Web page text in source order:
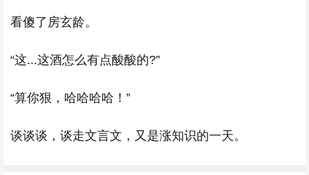
看傻了房玄龄。
“这...这酒怎么有点酸酸的?”
“算你狠，哈哈哈哈！”
谈谈谈，谈走文言文，又是涨知识的一天。